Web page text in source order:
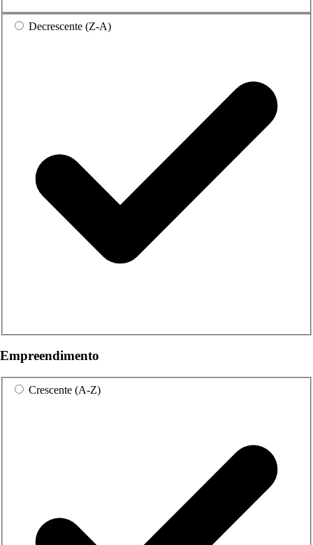
Decrescente (Z-A)
Empreendimento
Crescente (A-Z)